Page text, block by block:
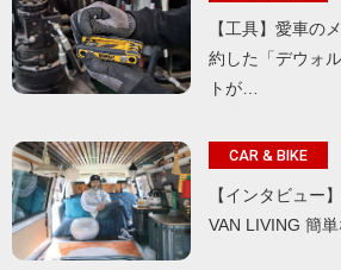
【工具】愛車の
約した「デウォ
トが…
CAR & BIKE
【インタビュー
VAN LIVING 簡